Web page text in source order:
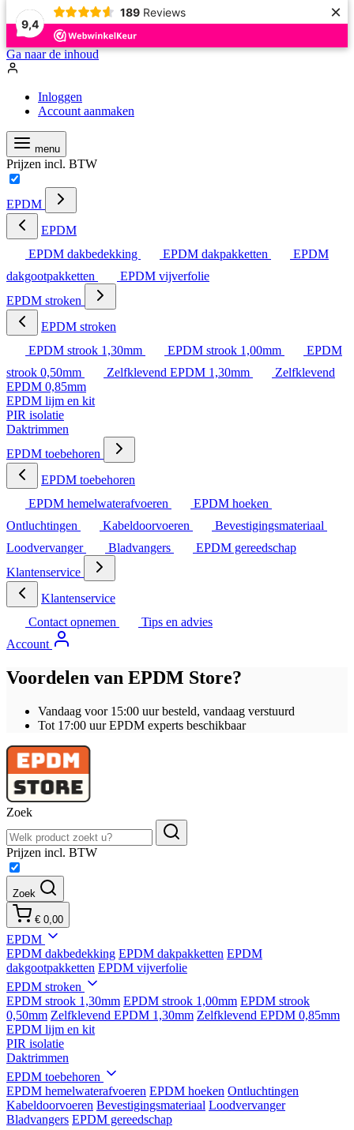
9,4
189 Reviews ×
Ga naar de inhoud
Inloggen
Account aanmaken
menu
Prijzen incl. BTW
EPDM
EPDM
EPDM dakbedekking
EPDM dakpakketten
EPDM
dakgootpakketten
EPDM vijverfolie
EPDM stroken
EPDM stroken
EPDM strook 1,30mm
EPDM strook 1,00mm
EPDM
strook 0,50mm
Zelfklevend EPDM 1,30mm
Zelfklevend
EPDM 0,85mm
EPDM lijm en kit
PIR isolatie
Daktrimmen
EPDM toebehoren
EPDM toebehoren
EPDM hemelwaterafvoeren
EPDM hoeken
Ontluchtingen
Kabeldoorvoeren
Bevestigingsmateriaal
Loodvervanger
Bladvangers
EPDM gereedschap
Klantenservice
Klantenservice
Contact opnemen
Tips en advies
Account
Voordelen van EPDM Store?
Vandaag voor 15:00 uur besteld, vandaag verstuurd
Tot 17:00 uur EPDM experts beschikbaar
Zoek
Prijzen incl. BTW
Zoek
€ 0,00
EPDM
EPDM dakbedekking EPDM dakpakketten EPDM
dakgootpakketten EPDM vijverfolie
EPDM stroken
EPDM strook 1,30mm EPDM strook 1,00mm EPDM strook
0,50mm Zelfklevend EPDM 1,30mm Zelfklevend EPDM 0,85mm
EPDM lijm en kit
PIR isolatie
Daktrimmen
EPDM toebehoren
EPDM hemelwaterafvoeren EPDM hoeken Ontluchtingen
Kabeldoorvoeren Bevestigingsmateriaal Loodvervanger
Bladvangers EPDM gereedschap